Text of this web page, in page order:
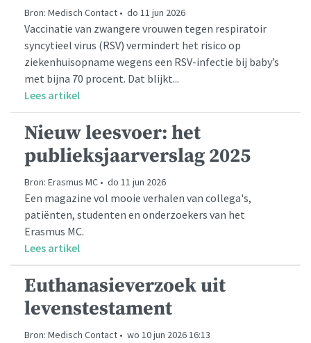
Bron: Medisch Contact • do 11 jun 2026
Vaccinatie van zwangere vrouwen tegen respiratoir
syncytieel virus (RSV) vermindert het risico op
ziekenhuisopname wegens een RSV-infectie bij baby’s
met bijna 70 procent. Dat blijkt...
Lees artikel
Nieuw leesvoer: het
publieksjaarverslag 2025
Bron: Erasmus MC • do 11 jun 2026
Een magazine vol mooie verhalen van collega's,
patiënten, studenten en onderzoekers van het
Erasmus MC.
Lees artikel
Euthanasieverzoek uit
levenstestament
Bron: Medisch Contact • wo 10 jun 2026 16:13